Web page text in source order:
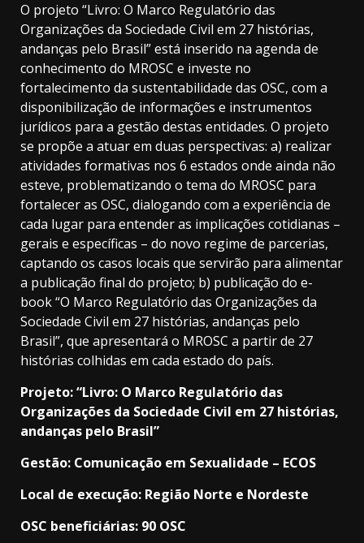
O projeto “Livro: O Marco Regulatório das
Organizações da Sociedade Civil em 27 histórias,
andanças pelo Brasil” está inserido na agenda de
conhecimento do MROSC e investe no
fortalecimento da sustentabilidade das OSC, com a
disponibilização de informações e instrumentos
jurídicos para a gestão destas entidades. O projeto
se propõe a atuar em duas perspectivas: a) realizar
atividades formativas nos 6 estados onde ainda não
esteve, problematizando o tema do MROSC para
fortalecer as OSC, dialogando com a experiência de
cada lugar para entender as implicações cotidianas –
gerais e específicas – do novo regime de parcerias,
captando os casos locais que servirão para alimentar
a publicação final do projeto; b) publicação do e-
book “O Marco Regulatório das Organizações da
Sociedade Civil em 27 histórias, andanças pelo
Brasil”, que apresentará o MROSC a partir de 27
histórias colhidas em cada estado do país.
Projeto: “Livro: O Marco Regulatório das
Organizações da Sociedade Civil em 27 histórias,
andanças pelo Brasil”
Gestão: Comunicação em Sexualidade – ECOS
Local de execução: Região Norte e Nordeste
OSC beneficiárias: 90 OSC